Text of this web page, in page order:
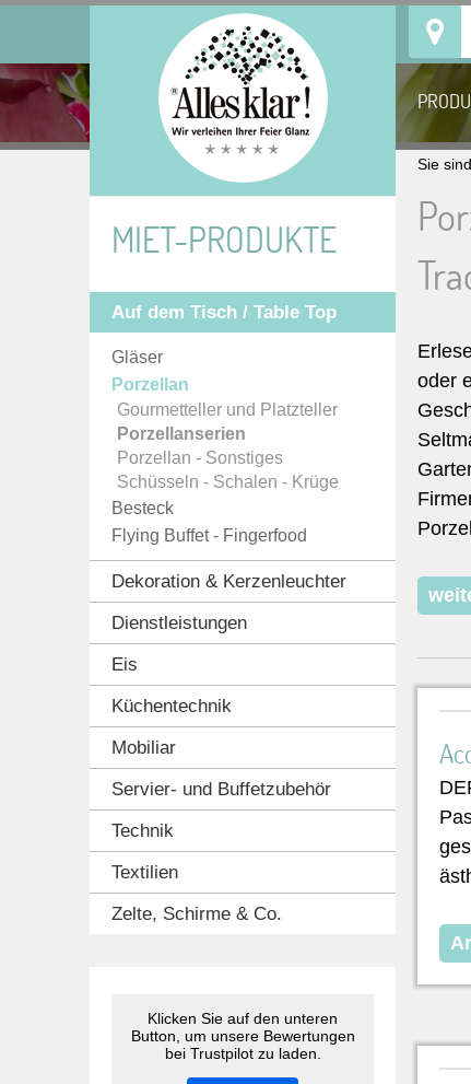
content
Sie
oder
MIET-PRODUKTE
Auf dem Tisch / Table Top
Gläser
Porzellan
Gourmetteller und Platzteller
Porzellanserien
Porzellan - Sonstiges
Schüsseln - Schalen - Krüge
Besteck
Flying Buffet - Fingerfood
Dekoration & Kerzenleuchter
Dienstleistungen
Eis
Küchentechnik
Mobiliar
Servier- und Buffetzubehör
Technik
Textilien
Zelte, Schirme & Co.
Klicken Sie auf den unteren
Button, um unsere Bewertungen
bei Trustpilot zu laden.